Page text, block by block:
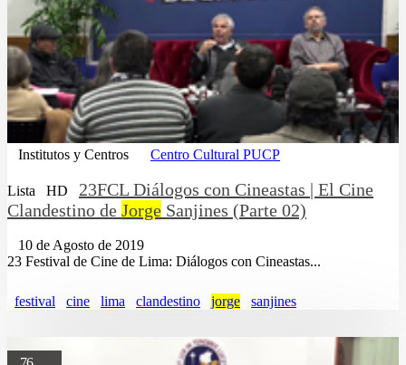
Institutos y Centros Centro Cultural PUCP
Lista HD
23FCL Diálogos con Cineastas | El Cine
Clandestino de Jorge Sanjines (Parte 02)
10 de Agosto de 2019
23 Festival de Cine de Lima: Diálogos con Cineastas...
festival cine lima clandestino jorge sanjines